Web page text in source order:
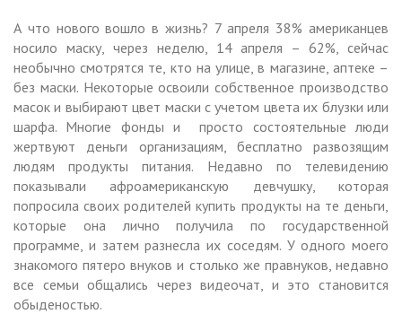
А что нового вошло в жизнь? 7 апреля 38% американцев
носило маску, через неделю, 14 апреля – 62%, сейчас
необычно смотрятся те, кто на улице, в магазине, аптеке –
без маски. Некоторые освоили собственное производство
масок и выбирают цвет маски с учетом цвета их блузки или
шарфа. Многие фонды и просто состоятельные люди
жертвуют деньги организациям, бесплатно развозящим
людям продукты питания. Недавно по телевидению
показывали афроамериканскую девчушку, которая
попросила своих родителей купить продукты на те деньги,
которые она лично получила по государственной
программе, и затем разнесла их соседям. У одного моего
знакомого пятеро внуков и столько же правнуков, недавно
все семьи общались через видеочат, и это становится
обыденостью.